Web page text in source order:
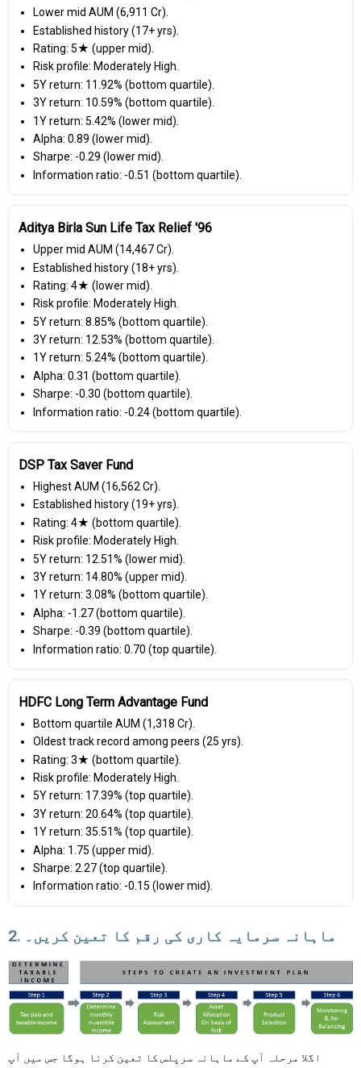
Lower mid AUM (₹6,911 Cr).
Established history (17+ yrs).
Rating: 5★ (upper mid).
Risk profile: Moderately High.
5Y return: 11.92% (bottom quartile).
3Y return: 10.59% (bottom quartile).
1Y return: 5.42% (lower mid).
Alpha: 0.89 (lower mid).
Sharpe: -0.29 (lower mid).
Information ratio: -0.51 (bottom quartile).
Aditya Birla Sun Life Tax Relief '96
Upper mid AUM (₹14,467 Cr).
Established history (18+ yrs).
Rating: 4★ (lower mid).
Risk profile: Moderately High.
5Y return: 8.85% (bottom quartile).
3Y return: 12.53% (bottom quartile).
1Y return: 5.24% (bottom quartile).
Alpha: 0.31 (bottom quartile).
Sharpe: -0.30 (bottom quartile).
Information ratio: -0.24 (bottom quartile).
DSP Tax Saver Fund
Highest AUM (₹16,562 Cr).
Established history (19+ yrs).
Rating: 4★ (bottom quartile).
Risk profile: Moderately High.
5Y return: 12.51% (lower mid).
3Y return: 14.80% (upper mid).
1Y return: 3.08% (bottom quartile).
Alpha: -1.27 (bottom quartile).
Sharpe: -0.39 (bottom quartile).
Information ratio: 0.70 (top quartile).
HDFC Long Term Advantage Fund
Bottom quartile AUM (₹1,318 Cr).
Oldest track record among peers (25 yrs).
Rating: 3★ (bottom quartile).
Risk profile: Moderately High.
5Y return: 17.39% (top quartile).
3Y return: 20.64% (top quartile).
1Y return: 35.51% (top quartile).
Alpha: 1.75 (upper mid).
Sharpe: 2.27 (top quartile).
Information ratio: -0.15 (lower mid).
2. ماہانہ سرمایہ کاری کی رقم کا تعین کریں۔
اگلا مرحلہ آپ کے ماہانہ سرپلس کا تعین کرنا ہوگا جس میں آپ